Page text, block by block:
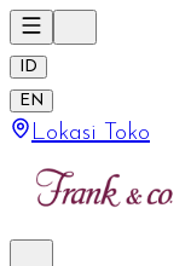
ID
EN
Lokasi Toko